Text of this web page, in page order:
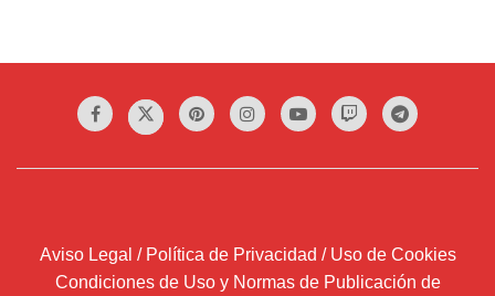
Aviso Legal / Política de Privacidad / Uso de Cookies
Condiciones de Uso y Normas de Publicación de